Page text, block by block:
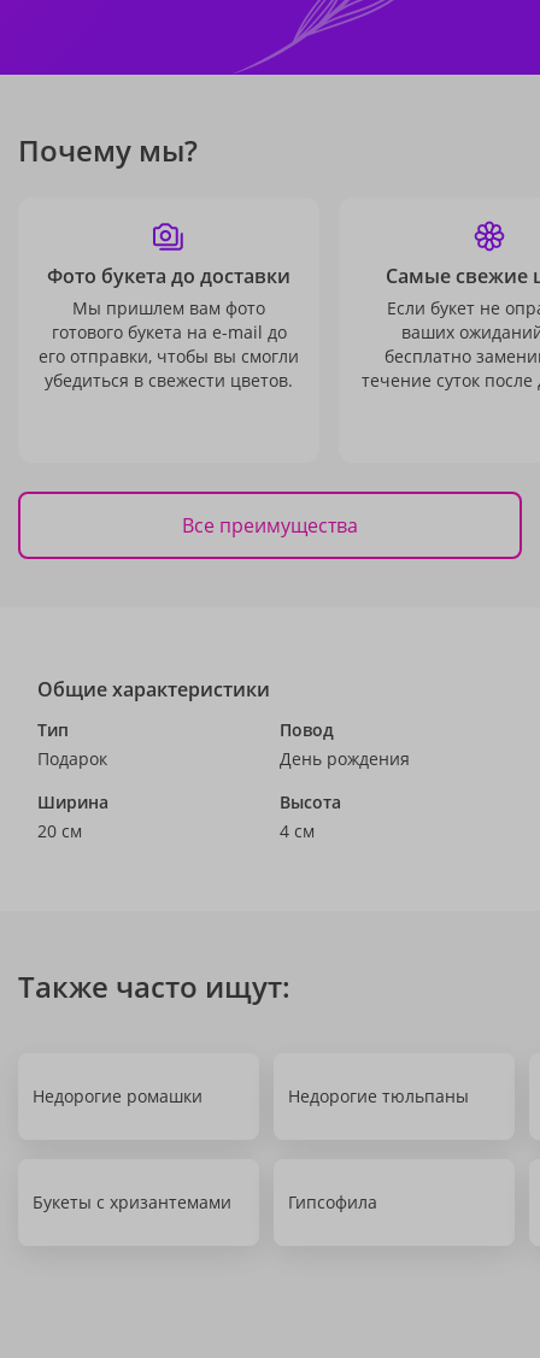
Почему мы?
Фото букета до доставки
Мы пришлем вам фото
готового букета на e-mail до
его отправки, чтобы вы смогли
убедиться в свежести цветов.
Самые свежие
Если букет не
ваших
бесплатно
течение суток после
Все преимущества
Общие характеристики
Тип
Подарок
Повод
День рождения
Ширина
20 см
Высота
4 см
Также часто ищут:
Недорогие ромашки Недорогие тюльпаны
Букеты с хризантемами Гипсофила